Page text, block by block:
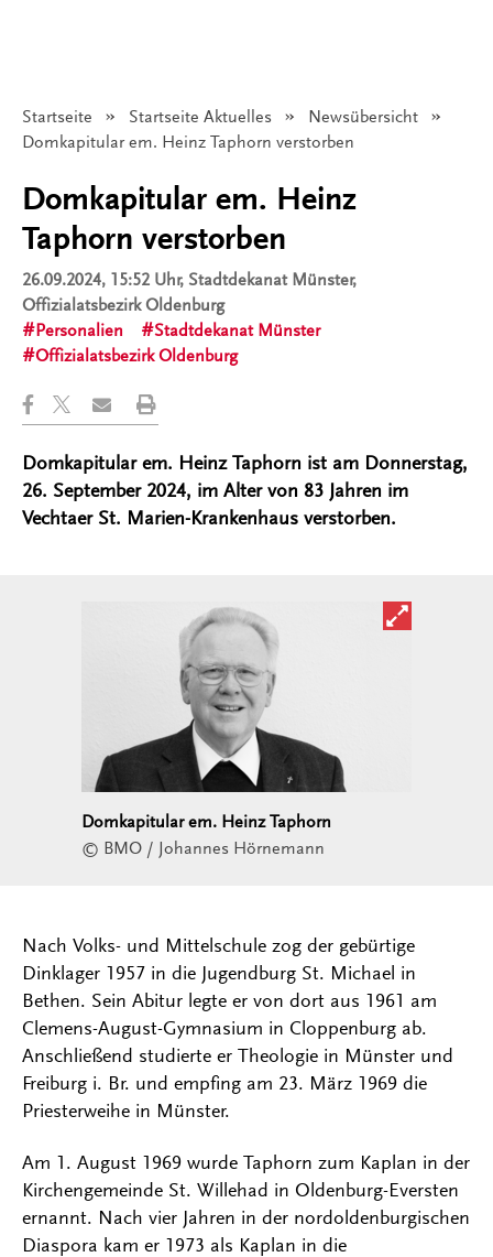
Startseite Startseite Aktuelles
Newsübersicht
Angezeigt:
Domkapitular em. Heinz Taphorn verstorben
Domkapitular em. Heinz
Taphorn verstorben
26.09.2024, 15:52 Uhr, Stadtdekanat Münster,
Offizialatsbezirk Oldenburg
Personalien
Stadtdekanat Münster
Offizialatsbezirk Oldenburg
Domkapitular em. Heinz Taphorn ist am Donnerstag,
26. September 2024, im Alter von 83 Jahren im
Vechtaer St. Marien-Krankenhaus verstorben.
Bild in
Domkapitular em. Heinz Taphorn
© BMO / Johannes Hörnemann
Nach Volks- und Mittelschule zog der gebürtige
Dinklager 1957 in die Jugendburg St. Michael in
Bethen. Sein Abitur legte er von dort aus 1961 am
Clemens-August-Gymnasium in Cloppenburg ab.
Anschließend studierte er Theologie in Münster und
Freiburg i. Br. und empfing am 23. März 1969 die
Priesterweihe in Münster.
Am 1. August 1969 wurde Taphorn zum Kaplan in der
Kirchengemeinde St. Willehad in Oldenburg-Eversten
ernannt. Nach vier Jahren in der nordoldenburgischen
Diaspora kam er 1973 als Kaplan in die